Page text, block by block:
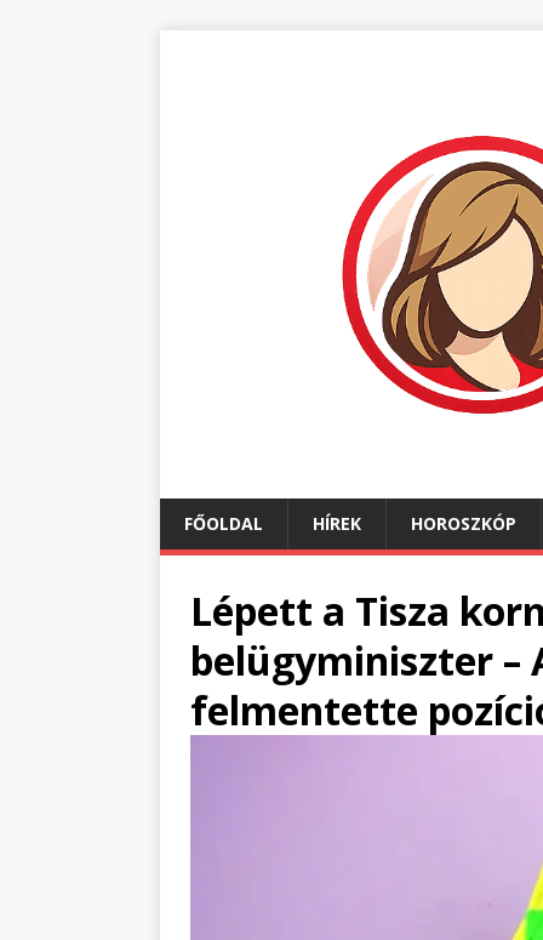
FŐOLDAL HÍREK HOROSZKÓP
Lépett a Tisza
belügyminiszter –
felmentette